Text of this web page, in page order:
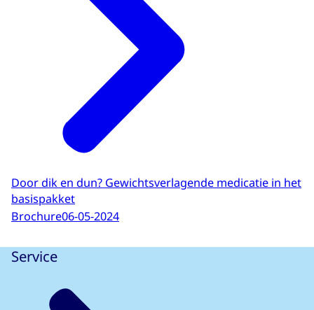
Door dik en dun? Gewichtsverlagende medicatie in het
basispakket
Brochure06-05-2024
Service